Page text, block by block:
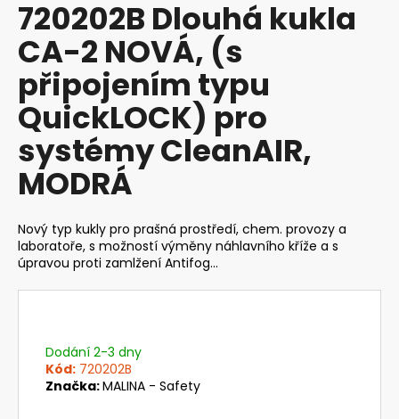
produktu
je
0,0
z
5
hvězdiček.
720202B Dlouhá kukla
CA-2 NOVÁ, (s
připojením typu
QuickLOCK) pro
systémy CleanAIR,
MODRÁ
Nový typ kukly pro prašná prostředí, chem. provozy a
laboratoře, s možností výměny náhlavního kříže a s
úpravou proti zamlžení Antifog...
Dodání 2-3 dny
Kód: 720202B
Značka:MALINA - Safety
a
j
í
t
?
D